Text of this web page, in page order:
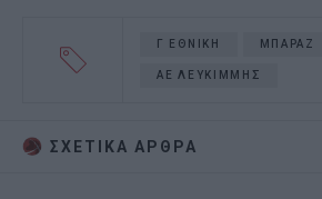
Γ ΕΘΝΙΚΗ ΜΠΑΡΑΖ
ΑΕ ΛΕΥΚΙΜΜΗΣ
ΣΧΕΤΙΚA AΡΘΡΑ